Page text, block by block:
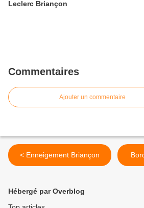
Leclerc Briançon
Commentaires
Ajouter un commentaire
< Enneigement Briançon
Hébergé par Overblog